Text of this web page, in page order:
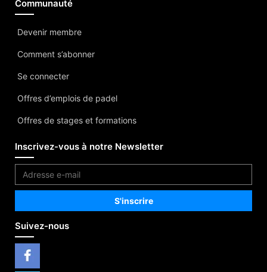
Communauté
Devenir membre
Comment s’abonner
Se connecter
Offres d’emplois de padel
Offres de stages et formations
Inscrivez-vous à notre Newsletter
Suivez-nous